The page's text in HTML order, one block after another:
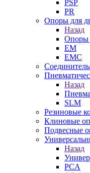
PSP
PR
Опоры для
Назад
Опоры
EM
EMC
Назад
SLM
Резиновые
Клиновые
Подвесные
Назад
PCA